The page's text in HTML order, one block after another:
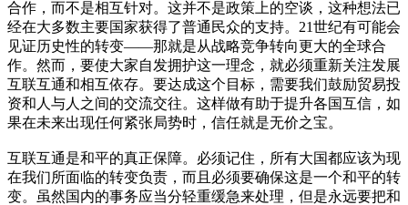
合作，而不是相互针对。这并不是政策上的空谈，这种想法已
经在大多数主要国家获得了普通民众的支持。21世纪有可能会
见证历史性的转变——那就是从战略竞争转向更大的全球合
作。然而，要使大家自发拥护这一理念，就必须重新关注发展
互联互通和相互依存。要达成这个目标，需要我们鼓励贸易投
资和人与人之间的交流交往。这样做有助于提升各国互信，如
果在未来出现任何紧张局势时，信任就是无价之宝。
互联互通是和平的真正保障。必须记住，所有大国都应该为现
在我们所面临的转变负责，而且必须要确保这是一个和平的转
变。虽然国内的事务应当分轻重缓急来处理，但是永远要把和